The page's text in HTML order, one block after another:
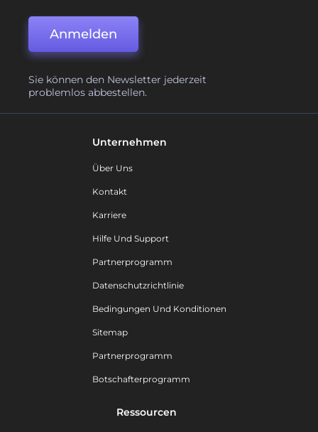
Anmelden
Sie können den Newsletter jederzeit
problemlos abbestellen.
Unternehmen
Über Uns
Kontakt
Karriere
Hilfe Und Support
Partnerprogramm
Datenschutzrichtlinie
Bedingungen Und Konditionen
Sitemap
Partnerprogramm
Botschafterprogramm
Ressourcen